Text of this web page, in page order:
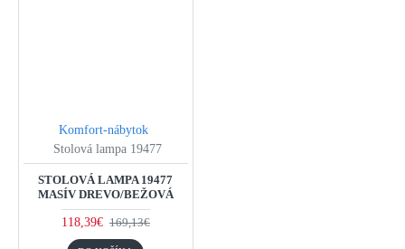
Komfort-nábytok
Stolová lampa 19477
STOLOVÁ LAMPA 19477
MASÍV DREVO/BEŽOVÁ
118,39€ 169,13€